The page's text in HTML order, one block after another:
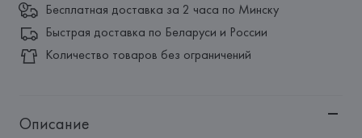
Бесплатная доставка за 2 часа по Минску
Быстрая доставка по Беларуси и России
Количество товаров без ограничений
Описание